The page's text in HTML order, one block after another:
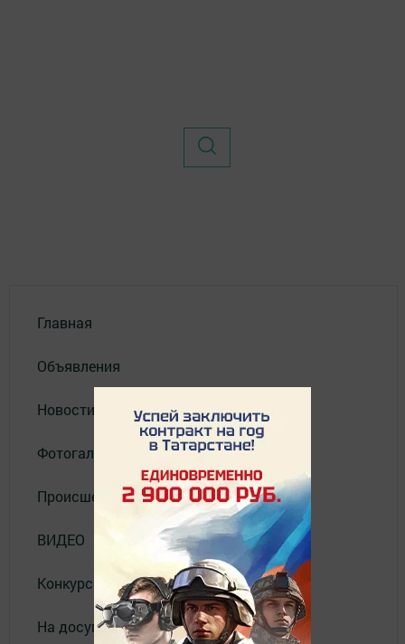
Главная
Объявления
Новости
Фотогалерея
Происшествия
ВИДЕО
Конкурсы
На досуге